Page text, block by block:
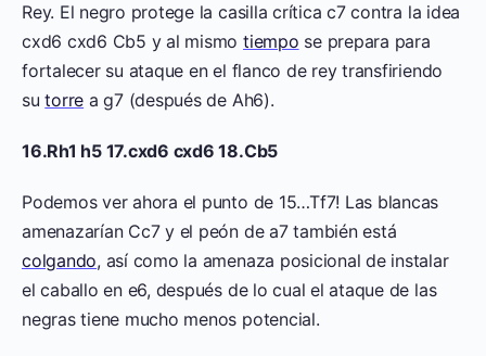
Rey. El negro protege la casilla crítica c7 contra la idea
cxd6 cxd6 Cb5 y al mismo tiempo se prepara para
fortalecer su ataque en el flanco de rey transfiriendo
sutorre a g7 (después de Ah6).
16.Rh1 h5 17.cxd6 cxd6 18.Cb5
Podemos ver ahora el punto de 15…Tf7! Las blancas
amenazarían Cc7 y el peón de a7 también está
colgando, así como la amenaza posicional de instalar
el caballo en e6, después de lo cual el ataque de las
negras tiene mucho menos potencial.